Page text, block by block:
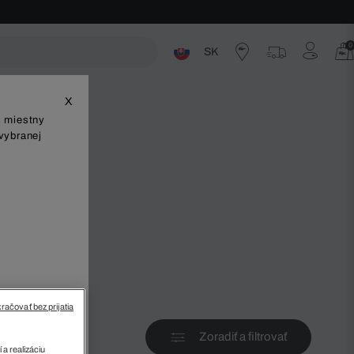
SK
0
Zoradiť a filtrovať
X
miestny
a realizáciu
bez prijatia